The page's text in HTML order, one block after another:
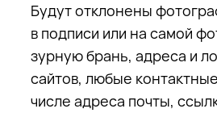
Бу­дут от­кло­не­ны
в под­писи или на са­мой
зур­ную брань, ад­реса и
сай­тов, лю­бые
чис­ле ад­реса по­чты,